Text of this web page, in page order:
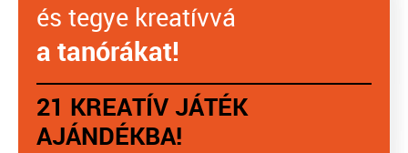
és tegye kreatívvá
a tanórákat!
21 KREATÍV JÁTÉK
AJÁNDÉKBA!